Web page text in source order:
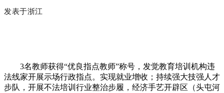
发表于浙江
3名教师获得“优良指点教师”称号，发觉教育培训机构违
法线家开展示场行政指点。实现就业增收；持续强大技强人才
步队，开展不法培训行业整治步履，经济手艺开辟区（头屯河